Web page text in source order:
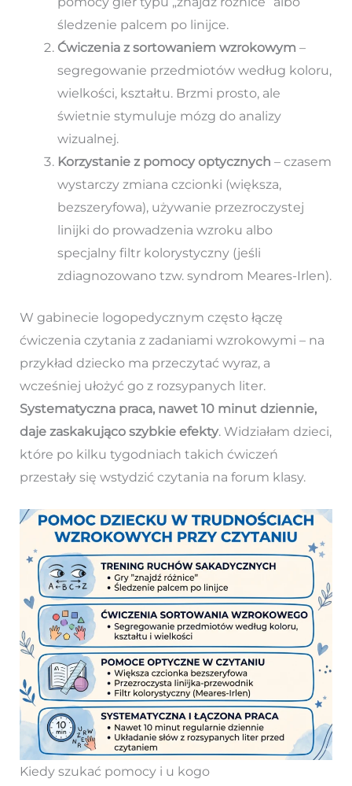
śledzenie palcem po linijce.
Ćwiczenia z sortowaniem wzrokowym –
segregowanie przedmiotów według koloru,
wielkości, kształtu. Brzmi prosto, ale
świetnie stymuluje mózg do analizy
wizualnej.
Korzystanie z pomocy optycznych – czasem
wystarczy zmiana czcionki (większa,
bezszeryfowa), używanie przezroczystej
linijki do prowadzenia wzroku albo
specjalny filtr kolorystyczny (jeśli
zdiagnozowano tzw. syndrom Meares-Irlen).
W gabinecie logopedycznym często łączę
ćwiczenia czytania z zadaniami wzrokowymi – na
przykład dziecko ma przeczytać wyraz, a
wcześniej ułożyć go z rozsypanych liter.
Systematyczna praca, nawet 10 minut dziennie,
daje zaskakująco szybkie efekty. Widziałam dzieci,
które po kilku tygodniach takich ćwiczeń
przestały się wstydzić czytania na forum klasy.
Kiedy szukać pomocy i u kogo